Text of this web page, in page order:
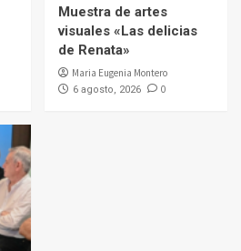
Muestra de artes
visuales «Las delicias
de Renata»
Maria Eugenia Montero
6 agosto, 2026 0